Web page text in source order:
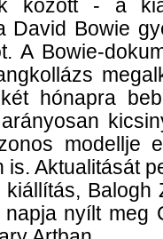
között - a
David Bowie
A Bowie-
hónapra
modellje
is. Aktualitását
Balogh
nyílt meg